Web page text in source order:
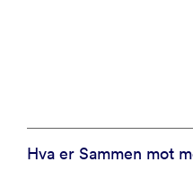
Hva er Sammen mot